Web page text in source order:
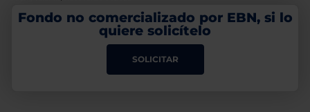
Fondo no comercializado por EBN, si lo
quiere solicítelo
SOLICITAR